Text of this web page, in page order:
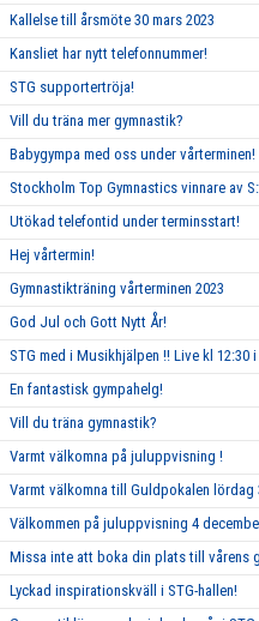
Kallelse till årsmöte 30 mars 2023
Kansliet har nytt telefonnummer!
STG supportertröja!
Vill du träna mer gymnastik?
Babygympa med oss under vårterminen!
Stockholm Top Gymnastics vinnare av
Utökad telefontid under terminsstart!
Hej vårtermin!
Gymnastikträning vårterminen 2023
God Jul och Gott Nytt År!
STG med i Musikhjälpen !! Live kl 12:30
En fantastisk gympahelg!
Vill du träna gymnastik?
Varmt välkomna på juluppvisning !
Varmt välkomna till Guldpokalen lördag
Välkommen på juluppvisning 4
Missa inte att boka din plats till vårens
Lyckad inspirationskväll i STG-hallen!